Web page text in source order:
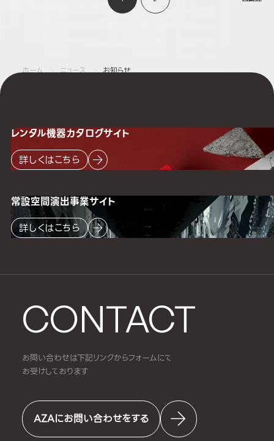
ホーム ニュース お知らせ
CONTACT
お問い合わせは下記リンクからフォームにて
お受けしております
AZAにお問い合わせをする
レンタル機器カタログサイト
詳しくはこちら
常設空間演出事業サイト
詳しくはこちら